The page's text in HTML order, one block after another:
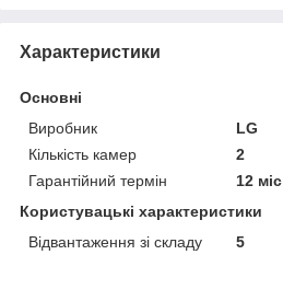
Характеристики
Основні
Виробник
LG
Кількість камер
2
Гарантійний термін
12 міс
Користувацькi характеристики
Відвантаження зі складу
5